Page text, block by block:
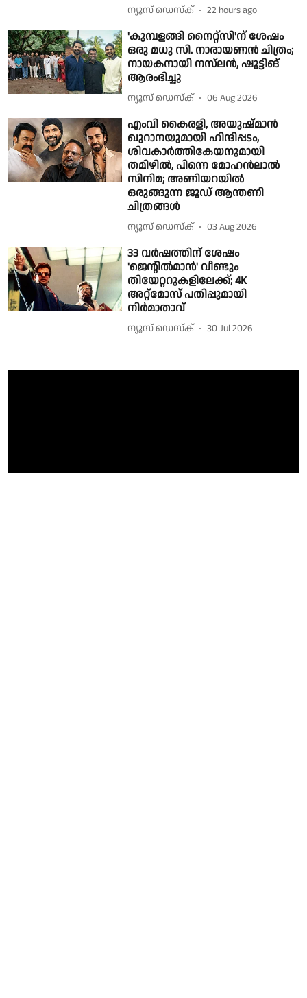
ന്യൂസ് ഡെസ്ക് 22 hours ago
'കുമ്പളങ്ങി നൈറ്റ്‌സി'ന് ശേഷം
ഒരു മധു സി. നാരായണൻ ചിത്രം;
നായകനായി നസ്‌ലൻ, ഷൂട്ടിങ്
ആരംഭിച്ചു
ന്യൂസ് ഡെസ്ക് 06 Aug 2026
എംവി കൈരളി, അയുഷ്മാൻ
ഖുറാനയുമായി ഹിന്ദിപ്പടം,
ശിവകാർത്തികേയനുമായി
തമിഴിൽ, പിന്നെ മോഹൻലാൽ
സിനിമ; അണിയറയിൽ
ഒരുങ്ങുന്ന ജൂഡ് ആന്തണി
ചിത്രങ്ങൾ
ന്യൂസ് ഡെസ്ക് 03 Aug 2026
33 വർഷത്തിന് ശേഷം
'ജെന്റിൽമാൻ' വീണ്ടും
തിയേറ്ററുകളിലേക്ക്; 4K
അറ്റ്‌മോസ് പതിപ്പുമായി
നിർമാതാവ്
ന്യൂസ് ഡെസ്ക് 30 Jul 2026